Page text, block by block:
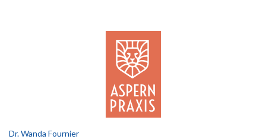
Dr. Wanda Fournier